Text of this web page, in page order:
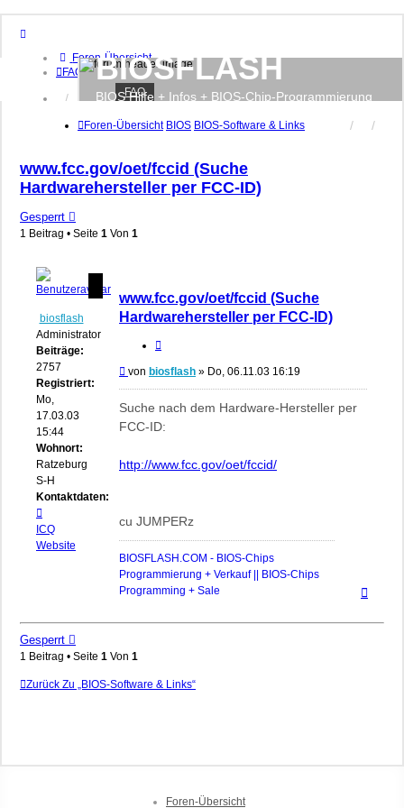
Foren-Übersicht
FAQ
Anmelden
BIOSFLASH
BIOS Hilfe + Infos + BIOS-Chip-Programmierung
FAQ
Foren-Übersicht BIOS BIOS-Software & Links
www.fcc.gov/oet/fccid (Suche
Hardwarehersteller per FCC-ID)
Gesperrt
1 Beitrag • Seite 1 Von 1
biosflash
Administrator
Beiträge:
2757
Registriert:
Mo,
17.03.03
15:44
Wohnort:
Ratzeburg,
S-H
Kontaktdaten:
von
biosflash
ICQ
Website
www.fcc.gov/oet/fccid (Suche
Hardwarehersteller per FCC-ID)
Beitrag
von biosflash » Do, 06.11.03 16:19
Suche nach dem Hardware-Hersteller per
FCC-ID:
http://www.fcc.gov/oet/fccid/
cu JUMPERz
BIOSFLASH.COM - BIOS-Chips
Programmierung + Verkauf || BIOS-Chips
Programming + Sale
Gesperrt
1 Beitrag • Seite 1 Von 1
Zurück Zu „BIOS-Software & Links“
Foren-Übersicht